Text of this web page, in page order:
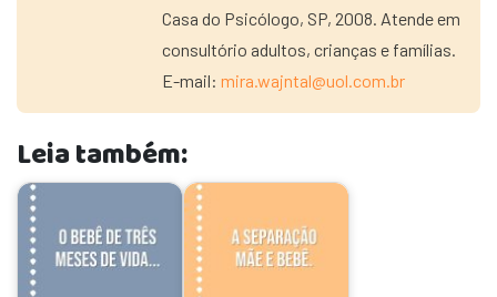
Casa do Psicólogo, SP, 2008. Atende em
consultório adultos, crianças e famílias.
E-mail: mira.wajntal@uol.com.br
Leia também: